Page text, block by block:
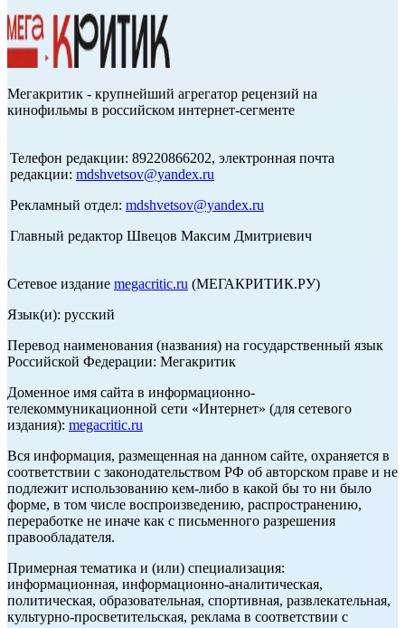
Мегакритик - крупнейший агрегатор рецензий на
кинофильмы в российском интернет-сегменте
Телефон редакции: 89220866202, электронная почта
редакции: mdshvetsov@yandex.ru
Рекламный отдел: mdshvetsov@yandex.ru
Главный редактор Швецов Максим Дмитриевич
Сетевое издание megacritic.ru (МЕГАКРИТИК.РУ)
Язык(и): русский
Перевод наименования (названия) на государственный язык
Российской Федерации: Мегакритик
Доменное имя сайта в информационно-
телекоммуникационной сети «Интернет» (для сетевого
издания): megacritic.ru
Вся информация, размещенная на данном сайте, охраняется в
соответствии с законодательством РФ об авторском праве и не
подлежит использованию кем-либо в какой бы то ни было
форме, в том числе воспроизведению, распространению,
переработке не иначе как с письменного разрешения
правообладателя.
Примерная тематика и (или) специализация:
информационная, информационно-аналитическая,
политическая, образовательная, спортивная, развлекательная,
культурно-просветительская, реклама в соответствии с